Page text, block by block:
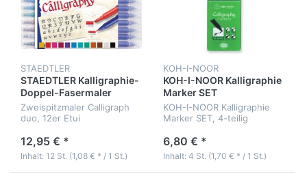
STAEDTLER
STAEDTLER Kalligraphie-
Doppel-Fasermaler
Design Journey
Zweispitzmaler Calligraph
duo, 12er Etui
12,95 € *
Inhalt: 12 St. (1,08 € * / 1 St.)
KOH-I-NOOR
KOH-I-NOOR Kalligraphie
Marker SET
KOH-I-NOOR Kalligraphie
Marker SET, 4-teilig
6,80 € *
Inhalt: 4 St. (1,70 € * / 1 St.)